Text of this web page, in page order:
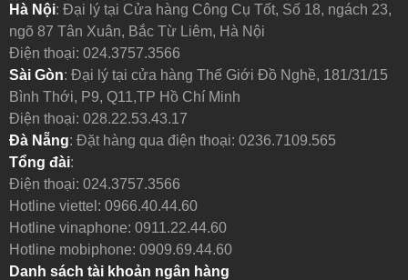
Hà Nội: Đại lý tại Cửa hàng Công Cụ Tốt, Số 18, ngách 23,
ngõ 87 Tân Xuân, Bắc Từ Liêm, Hà Nội
Điện thoại: 024.3757.3566
Sài Gòn: Đại lý tại cửa hàng Thế Giới Đồ Nghề, 181/31/15
Bình Thới, P9, Q11,TP Hồ Chí Minh
Điện thoại: 028.22.53.43.17
Đà Nẵng: Đặt hàng qua điện thoại: 0236.7109.565
Tổng đài:
Điện thoại: 024.3757.3566
Hotline viettel: 0966.40.44.60
Hotline vinaphone: 0911.22.44.60
Hotline mobiphone: 0909.69.44.60
Danh sách tài khoản ngân hàng